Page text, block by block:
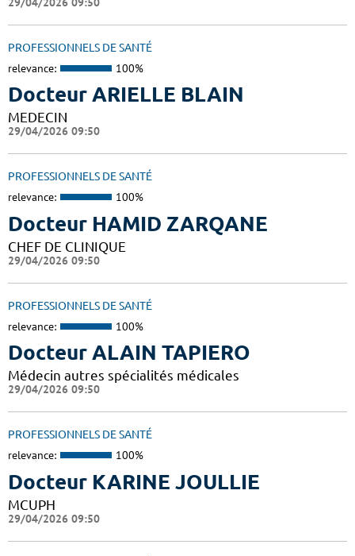
PROFESSIONNELS DE SANTÉ
relevance: 100%
Docteur ARIELLE BLAIN
MEDECIN
29/04/2026 09:50
PROFESSIONNELS DE SANTÉ
relevance: 100%
Docteur HAMID ZARQANE
CHEF DE CLINIQUE
29/04/2026 09:50
PROFESSIONNELS DE SANTÉ
relevance: 100%
Docteur ALAIN TAPIERO
Médecin autres spécialités médicales
29/04/2026 09:50
PROFESSIONNELS DE SANTÉ
relevance: 100%
Docteur KARINE JOULLIE
MCUPH
29/04/2026 09:50